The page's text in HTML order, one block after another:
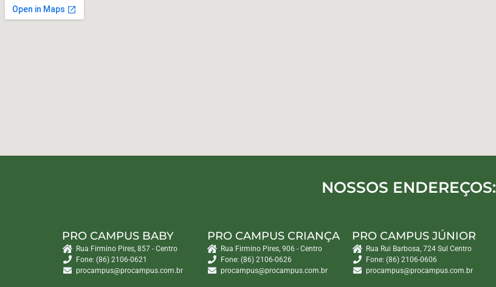
NOSSOS ENDEREÇOS:
PRO CAMPUS BABY
Rua Firmino Pires, 857 - Centro
Fone: (86) 2106-0621
procampus@procampus.com.br
PRO CAMPUS CRIANÇA
Rua Firmino Pires, 906 - Centro
Fone: (86) 2106-0626
procampus@procampus.com.br
PRO CAMPUS JÚNIOR
Rua Rui Barbosa, 724 Sul Centro
Fone: (86) 2106-0606
procampus@procampus.com.br